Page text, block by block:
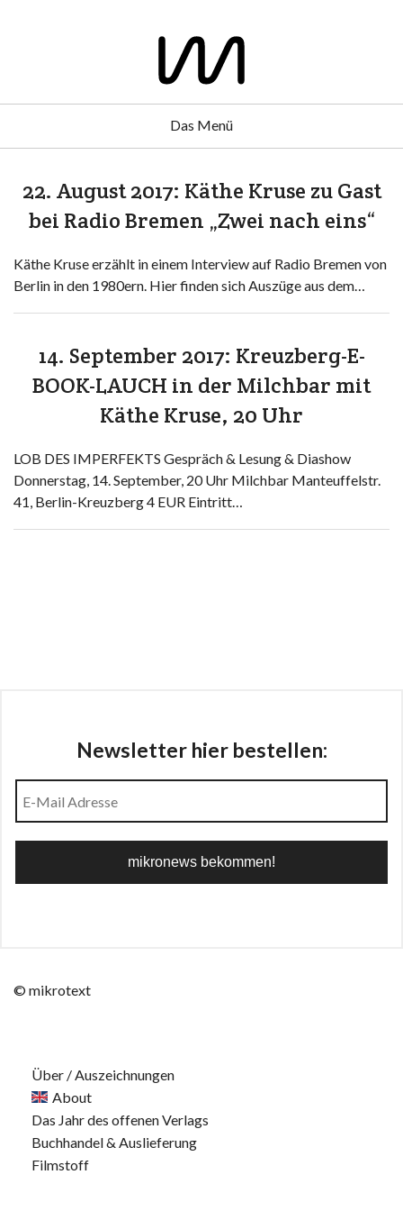
Das Menü
22. August 2017: Käthe Kruse zu Gast
bei Radio Bremen „Zwei nach eins“
Käthe Kruse erzählt in einem Interview auf Radio Bremen von
Berlin in den 1980ern. Hier finden sich Auszüge aus dem…
14. September 2017: Kreuzberg-E-
BOOK-LAUCH in der Milchbar mit
Käthe Kruse, 20 Uhr
LOB DES IMPERFEKTS Gespräch & Lesung & Diashow
Donnerstag, 14. September, 20 Uhr Milchbar Manteuffelstr.
41, Berlin-Kreuzberg 4 EUR Eintritt…
Newsletter hier bestellen:
© mikrotext
Über / Auszeichnungen
About
Das Jahr des offenen Verlags
Buchhandel & Auslieferung
Filmstoff